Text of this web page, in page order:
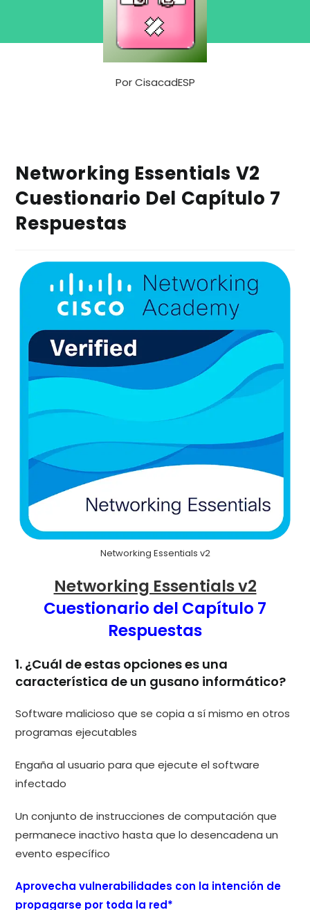
PorCisacadESP
Networking Essentials V2
Cuestionario Del Capítulo 7
Respuestas
Networking Essentials v2
Networking Essentials v2
Cuestionario del Capítulo 7
Respuestas
1. ¿Cuál de estas opciones es una
característica de un gusano informático?
Software malicioso que se copia a sí mismo en otros
programas ejecutables
Engaña al usuario para que ejecute el software
infectado
Un conjunto de instrucciones de computación que
permanece inactivo hasta que lo desencadena un
evento específico
Aprovecha vulnerabilidades con la intención de
propagarse por toda la red*